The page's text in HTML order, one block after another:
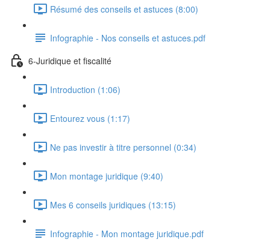
Résumé des conseils et astuces (8:00)
Infographie - Nos conseils et astuces.pdf
6-Juridique et fiscalité
Introduction (1:06)
Entourez vous (1:17)
Ne pas investir à titre personnel (0:34)
Mon montage juridique (9:40)
Mes 6 conseils juridiques (13:15)
Infographie - Mon montage juridique.pdf